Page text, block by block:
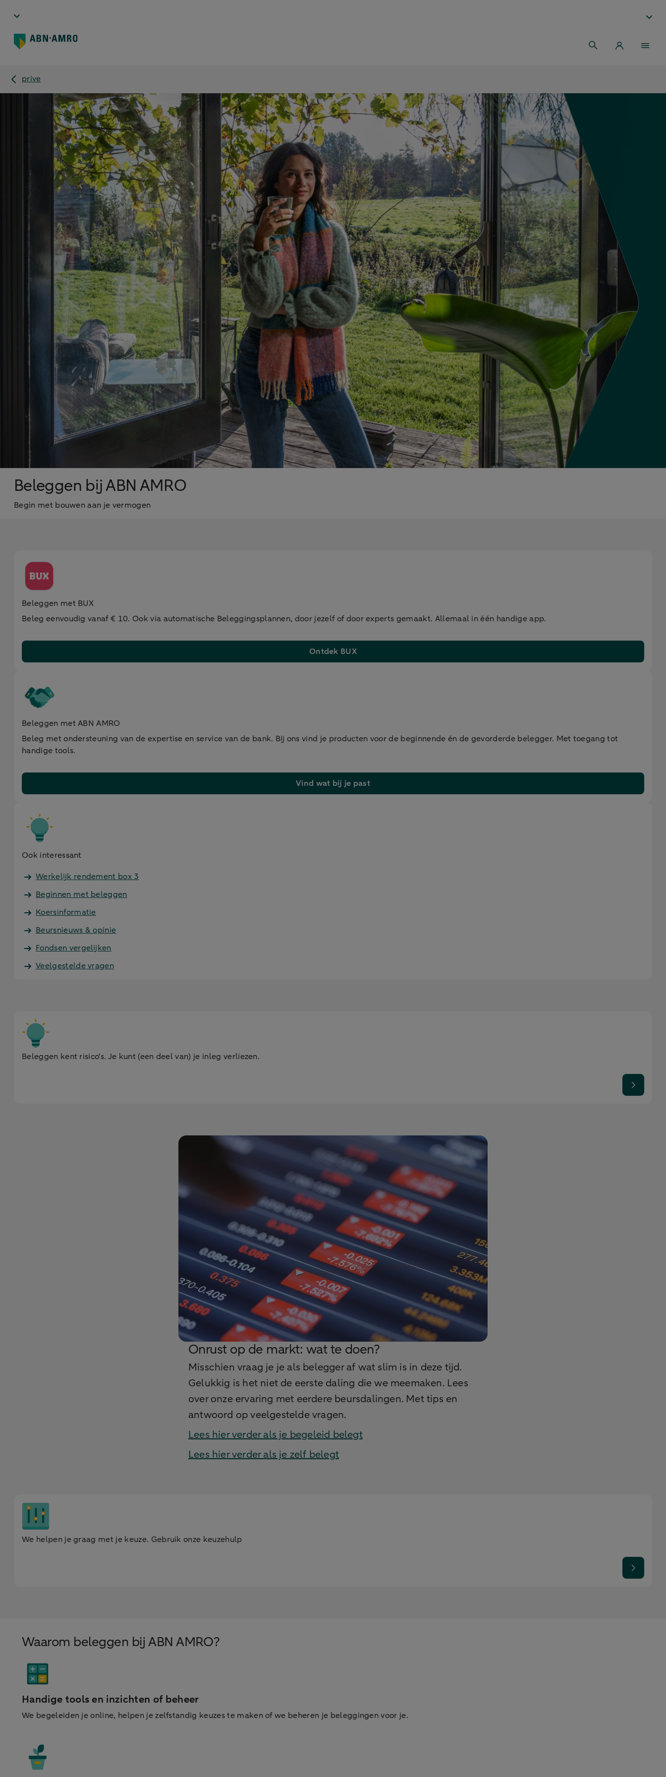
prive
Beleggen bij ABN AMRO
Begin met bouwen aan je vermogen
Beleggen met BUX
Beleg eenvoudig vanaf € 10. Ook via automatische Beleggingsplannen, door jezelf of door experts gemaakt. Allemaal in één handige app.
Ontdek BUX
Beleggen met ABN AMRO
Beleg met ondersteuning van de expertise en service van de bank. Bij ons vind je producten voor de beginnende én de gevorderde belegger. Met toegang tot
handige tools.
Vind wat bij je past
Ook interessant
Werkelijk rendement box 3
Beginnen met beleggen
Koersinformatie
Beursnieuws & opinie
Fondsen vergelijken
Veelgestelde vragen
Beleggen kent risico's. Je kunt (een deel van) je inleg verliezen.
Onrust op de markt: wat te doen?
Misschien vraag je je als belegger af wat slim is in deze tijd.
Gelukkig is het niet de eerste daling die we meemaken. Lees
over onze ervaring met eerdere beursdalingen. Met tips en
antwoord op veelgestelde vragen.
Lees hier verder als je begeleid belegt
Lees hier verder als je zelf belegt
We helpen je graag met je keuze. Gebruik onze keuzehulp
Waarom beleggen bij ABN AMRO?
Handige tools en inzichten of beheer
We begeleiden je online, helpen je zelfstandig keuzes te maken of we beheren je beleggingen voor je.